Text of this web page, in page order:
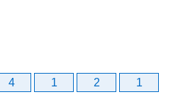
4 1 2
1